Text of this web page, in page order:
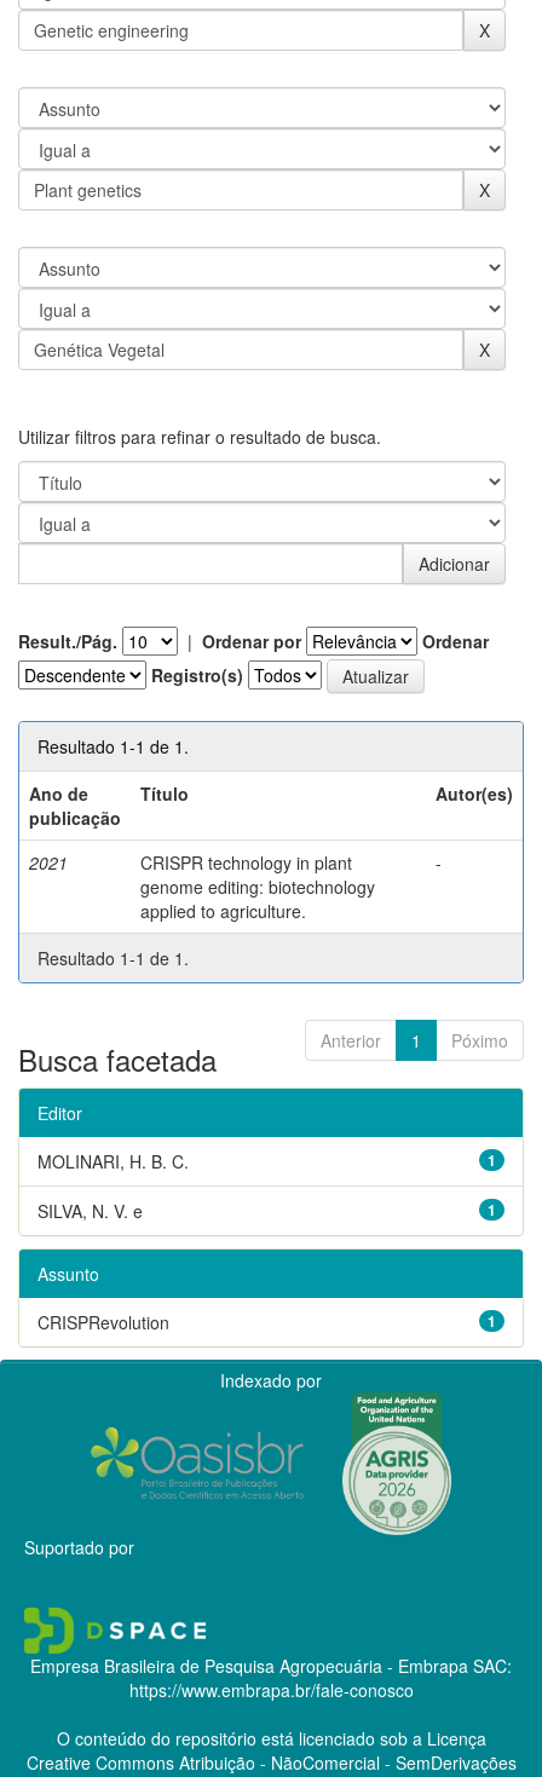
Utilizar filtros para refinar o resultado de busca.
Result./Pág. | Ordenar por
Ordenar
Registro(s)
Resultado 1-1 de 1.
Ano de
publicação
Título Autor(es)
2021
CRISPR technology in plant
genome editing: biotechnology
applied to agriculture.
-
Resultado 1-1 de 1.
Anterior 1 Póximo
Busca facetada
Editor
1
MOLINARI, H. B. C.
1
SILVA, N. V. e
Assunto
1
CRISPRevolution
Indexado por
Suportado por
Empresa Brasileira de Pesquisa Agropecuária - Embrapa SAC:
https://www.embrapa.br/fale-conosco
O conteúdo do repositório está licenciado sob a Licença
Creative CommonsAtribuição - NãoComercial - SemDerivações